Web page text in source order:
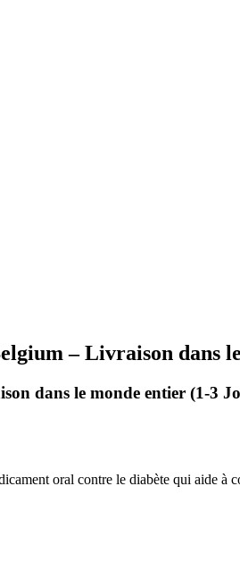
– Livraison dans
dans le monde entier (1-3
oral contre le diabète qui aide à